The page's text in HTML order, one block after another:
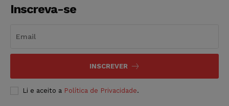
Inscreva-se
INSCREVER
Li e aceito a Política de Privacidade.